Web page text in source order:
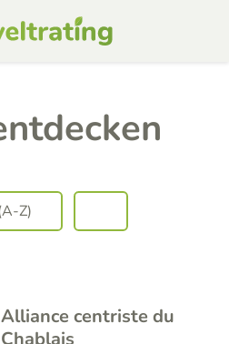
Alliance centriste du